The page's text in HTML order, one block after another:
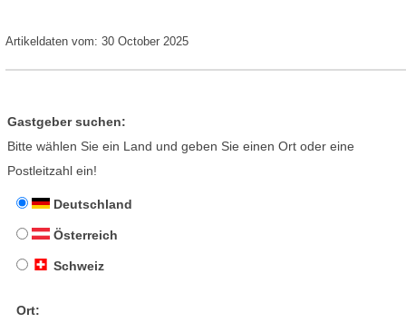
Artikeldaten vom: 30 October 2025
Gastgeber suchen:
Bitte wählen Sie ein Land und geben Sie einen Ort oder eine
Postleitzahl ein!
Deutschland
Österreich
Schweiz
Ort: